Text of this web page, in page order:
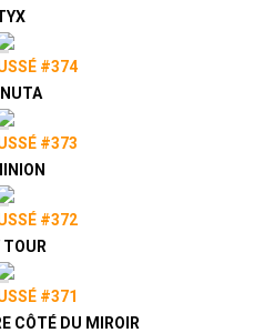
#374
#373
#372
TOUR
#371
CÔTÉ DU MIROIR